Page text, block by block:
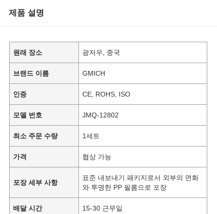
제품 설명
원래 장소 광저우, 중국
브랜드 이름 GMICH
인증 CE, ROHS, ISO
모델 번호 JMQ-12802
최소 주문 수량 1세트
가격 협상 가능
포장 세부 사항
표준 내보내기 패키지로서 외부의 면화
와 투명한 PP 필름으로 포장
배달 시간 15-30 근무일